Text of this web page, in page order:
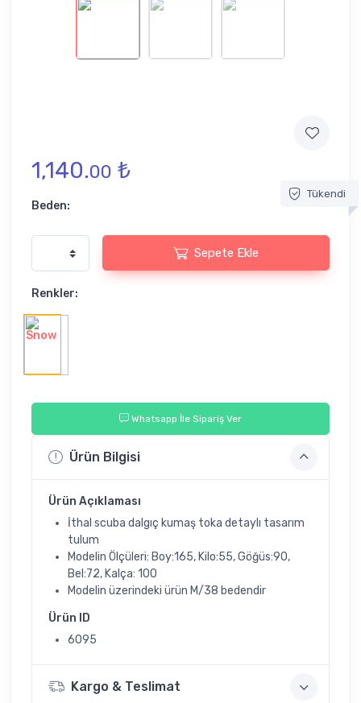
1,140.00 ₺
Tükendi
Beden:
Sepete Ekle
Renkler:
Whatsapp İle Sipariş Ver
Ürün Bilgisi
Ürün Açıklaması
İthal scuba dalgıç kumaş toka detaylı tasarım
tulum
Modelin Ölçüleri: Boy:165, Kilo:55, Göğüs:90,
Bel:72, Kalça: 100
Modelin üzerindeki ürün M/38 bedendir
Ürün ID
6095
Kargo & Teslimat